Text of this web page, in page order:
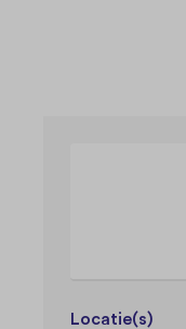
Locatie(s)